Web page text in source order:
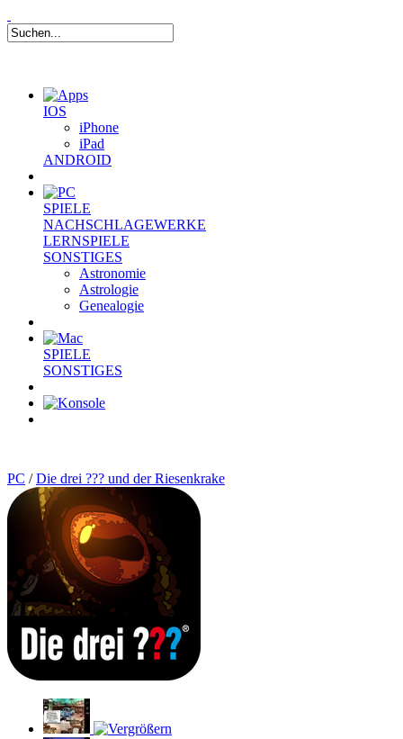
IOS
iPhone
iPad
ANDROID
SPIELE
NACHSCHLAGEWERKE
LERNSPIELE
SONSTIGES
Astronomie
Astrologie
Genealogie
SPIELE
SONSTIGES
PC /Die drei ??? und der Riesenkrake